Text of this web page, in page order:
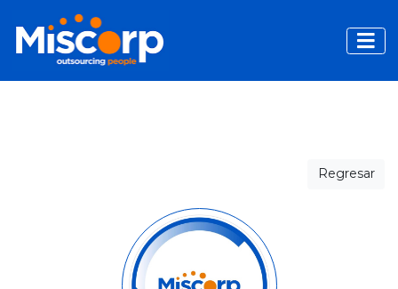
Regresar